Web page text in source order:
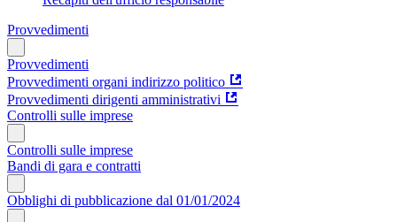
Provvedimenti
Provvedimenti
Provvedimenti organi indirizzo politico
Provvedimenti dirigenti amministrativi
Controlli sulle imprese
Controlli sulle imprese
Bandi di gara e contratti
Obblighi di pubblicazione dal 01/01/2024